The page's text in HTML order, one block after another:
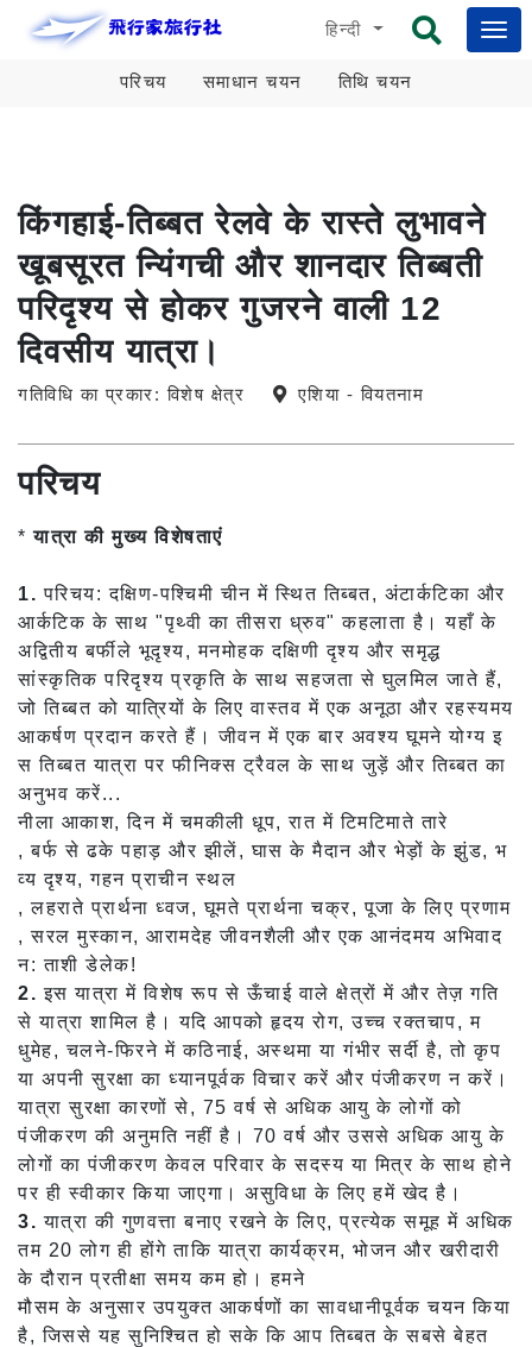
हिन्दी
परिचय समाधान चयन तिथि चयन
किंगहाई-तिब्बत रेलवे के रास्ते लुभावने
खूबसूरत न्यिंगची और शानदार तिब्बती
परिदृश्य से होकर गुजरने वाली 12
दिवसीय यात्रा।
गतिविधि का प्रकार: विशेष क्षेत्र एशिया - वियतनाम
परिचय
*यात्रा की मुख्य विशेषताएं
1. परिचय: दक्षिण-पश्चिमी चीन में स्थित तिब्बत, अंटार्कटिका और
आर्कटिक के साथ "पृथ्वी का तीसरा ध्रुव" कहलाता है। यहाँ के
अद्वितीय बर्फीले भूदृश्य, मनमोहक दक्षिणी दृश्य और समृद्ध
सांस्कृतिक परिदृश्य प्रकृति के साथ सहजता से घुलमिल जाते हैं,
जो तिब्बत को यात्रियों के लिए वास्तव में एक अनूठा और रहस्यमय
आकर्षण प्रदान करते हैं। जीवन में एक बार अवश्य घूमने योग्य इ
स तिब्बत यात्रा पर फीनिक्स ट्रैवल के साथ जुड़ें और तिब्बत का
अनुभव करें...
नीला आकाश, दिन में चमकीली धूप, रात में टिमटिमाते तारे
, बर्फ से ढके पहाड़ और झीलें, घास के मैदान और भेड़ों के झुंड, भ
व्य दृश्य, गहन प्राचीन स्थल
, लहराते प्रार्थना ध्वज, घूमते प्रार्थना चक्र, पूजा के लिए प्रणाम
, सरल मुस्कान, आरामदेह जीवनशैली और एक आनंदमय अभिवाद
न: ताशी डेलेक!
2. इस यात्रा में विशेष रूप से ऊँचाई वाले क्षेत्रों में और तेज़ गति
से यात्रा शामिल है। यदि आपको हृदय रोग, उच्च रक्तचाप, म
धुमेह, चलने-फिरने में कठिनाई, अस्थमा या गंभीर सर्दी है, तो कृप
या अपनी सुरक्षा का ध्यानपूर्वक विचार करें और पंजीकरण न करें।
यात्रा सुरक्षा कारणों से, 75 वर्ष से अधिक आयु के लोगों को
पंजीकरण की अनुमति नहीं है। 70 वर्ष और उससे अधिक आयु के
लोगों का पंजीकरण केवल परिवार के सदस्य या मित्र के साथ होने
पर ही स्वीकार किया जाएगा। असुविधा के लिए हमें खेद है।
3. यात्रा की गुणवत्ता बनाए रखने के लिए, प्रत्येक समूह में अधिक
तम 20 लोग ही होंगे ताकि यात्रा कार्यक्रम, भोजन और खरीदारी
के दौरान प्रतीक्षा समय कम हो। हमने
मौसम के अनुसार उपयुक्त आकर्षणों का सावधानीपूर्वक चयन किया
है, जिससे यह सुनिश्चित हो सके कि आप तिब्बत के सबसे बेहत